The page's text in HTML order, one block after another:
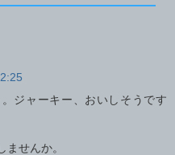
ジャーキー、おいしそうです
せんか。